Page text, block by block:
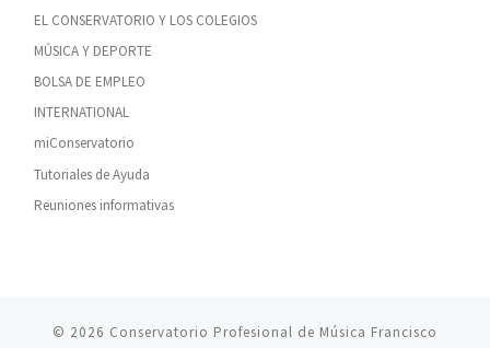
EL CONSERVATORIO Y LOS COLEGIOS
MÚSICA Y DEPORTE
BOLSA DE EMPLEO
INTERNATIONAL
miConservatorio
Tutoriales de Ayuda
Reuniones informativas
© 2026 Conservatorio Profesional de Música Francisco